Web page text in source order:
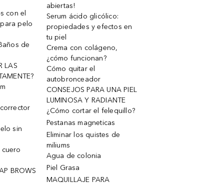
con el
pelo
de
LAS
sin
cuero
BROWS
abiertas!
Serum ácido glicólico:
propiedades y efectos en
tu piel
Crema con colágeno,
¿cómo funcionan?
Cómo quitar el
autobronceador
CONSEJOS PARA UNA PIEL
LUMINOSA Y RADIANTE
¿Cómo cortar el felequillo?
Pestanas magneticas
Eliminar los quistes de
miliums
Agua de colonia
Piel Grasa
MAQUILLAJE PARA